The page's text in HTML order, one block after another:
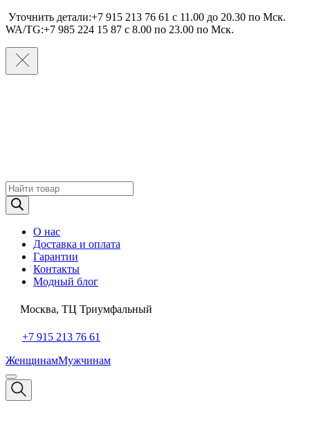
Уточнить детали:+7 915 213 76 61 c 11.00 до 20.30 по Мcк.
WA/TG:+7 985 224 15 87 c 8.00 по 23.00 по Мcк.
Поиск
товаров
О нас
Доставка и оплата
Гарантии
Контакты
Модный блог
Москва, ТЦ Триумфальный
+7 915 213 76 61
ЖенщинамМужчинам